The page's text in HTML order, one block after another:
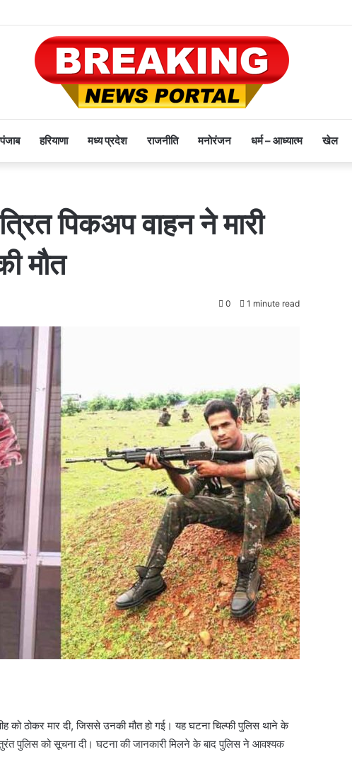
पंजाब हरियाणा मध्य प्रदेश राजनीति मनोरंजन धर्म – आध्यात्म खेल
पिकअप वाहन ने मारी
मौत
0 1 minute read
को ठोकर मार दी, जिससे उनकी मौत हो गई। यह घटना चिल्फी पुलिस थाने के
पुलिस को सूचना दी। घटना की जानकारी मिलने के बाद पुलिस ने आवश्यक